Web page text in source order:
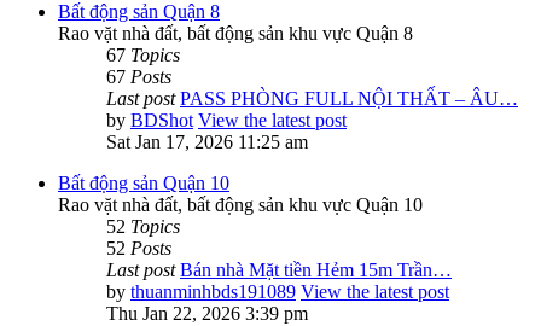
Bất động sản Quận 8
Rao vặt nhà đất, bất động sản khu vực Quận 8
67 Topics
67 Posts
Last post PASS PHÒNG FULL NỘI THẤT – ÂU…
by BDShot View the latest post
Sat Jan 17, 2026 11:25 am
Bất động sản Quận 10
Rao vặt nhà đất, bất động sản khu vực Quận 10
52 Topics
52 Posts
Last post Bán nhà Mặt tiền Hẻm 15m Trần…
by thuanminhbds191089 View the latest post
Thu Jan 22, 2026 3:39 pm